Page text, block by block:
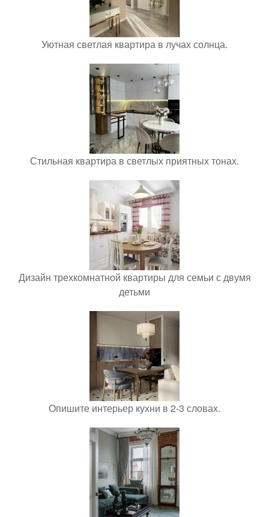
Уютная светлая квартира в лучах солнца.
Стильная квартира в светлых приятных тонах.
Дизайн трехкомнатной квартиры для семьи с двумя
детьми
Опишите интерьер кухни в 2-3 словах.